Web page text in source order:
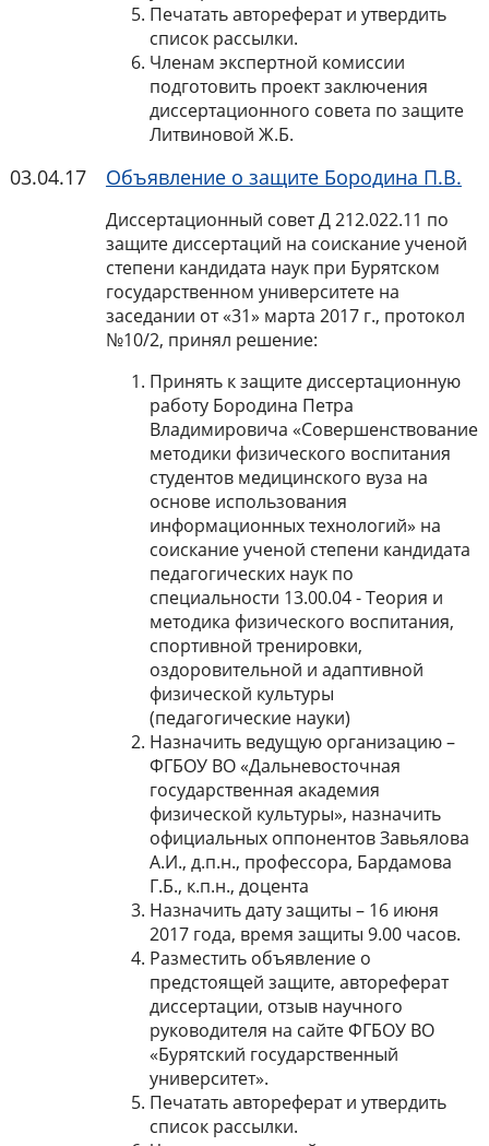
Печатать автореферат и утвердить
список рассылки.
Членам экспертной комиссии
подготовить проект заключения
диссертационного совета по защите
Литвиновой Ж.Б.
03.04.17 Объявление о защите Бородина П.В.
Диссертационный совет Д 212.022.11 по
защите диссертаций на соискание ученой
степени кандидата наук при Бурятском
государственном университете на
заседании от «31» марта 2017 г., протокол
№10/2, принял решение:
Принять к защите диссертационную
работу Бородина Петра
Владимировича «Совершенствование
методики физического воспитания
студентов медицинского вуза на
основе использования
информационных технологий» на
соискание ученой степени кандидата
педагогических наук по
специальности 13.00.04 - Теория и
методика физического воспитания,
спортивной тренировки,
оздоровительной и адаптивной
физической культуры
(педагогические науки)
Назначить ведущую организацию –
ФГБОУ ВО «Дальневосточная
государственная академия
физической культуры», назначить
официальных оппонентов Завьялова
А.И., д.п.н., профессора, Бардамова
Г.Б., к.п.н., доцента
Назначить дату защиты – 16 июня
2017 года, время защиты 9.00 часов.
Разместить объявление о
предстоящей защите, автореферат
диссертации, отзыв научного
руководителя на сайте ФГБОУ ВО
«Бурятский государственный
университет».
Печатать автореферат и утвердить
список рассылки.